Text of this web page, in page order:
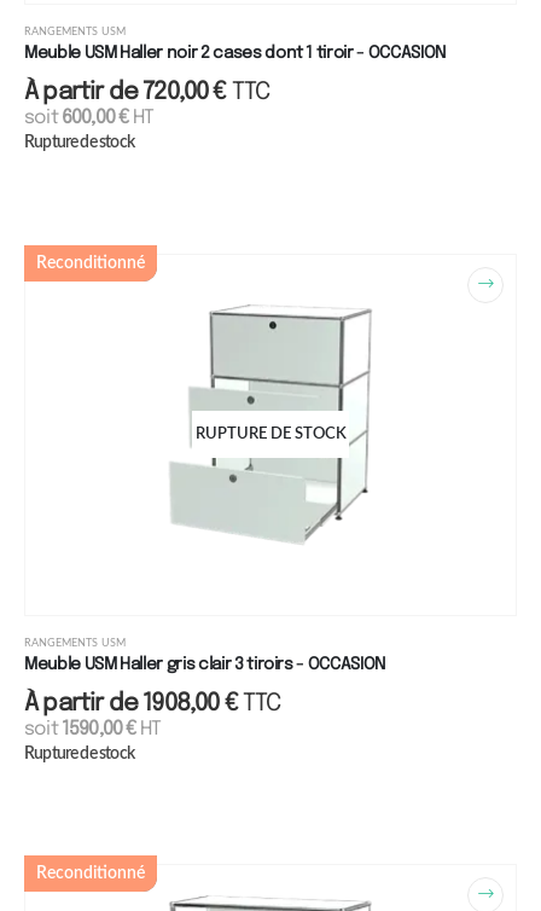
RANGEMENTS USM
Meuble USM Haller noir 2 cases dont 1 tiroir - OCCASION
À partir de 720,00€ TTC
soit600,00€HT
Rupture de stock
Reconditionné
RUPTURE DE STOCK
RANGEMENTS USM
Meuble USM Haller gris clair 3 tiroirs - OCCASION
À partir de1908,00€TTC
soit1590,00€HT
Rupture de stock
Reconditionné